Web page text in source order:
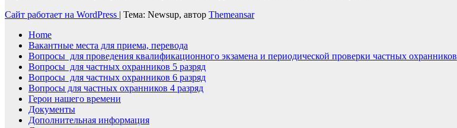
Сайт работает на WordPress | Тема: Newsup, автор Themeansar
Home
Вакантные места для приема, перевода
Вопросы для проведения квалификационного экзамена и периодической проверки частных охранников
Вопросы для частных охранников 5 разряд
Вопросы для частных охранников 6 разряд
Вопросы для частных охранников 4 разряд
Герои нашего времени
Документы
Дополнительная информация